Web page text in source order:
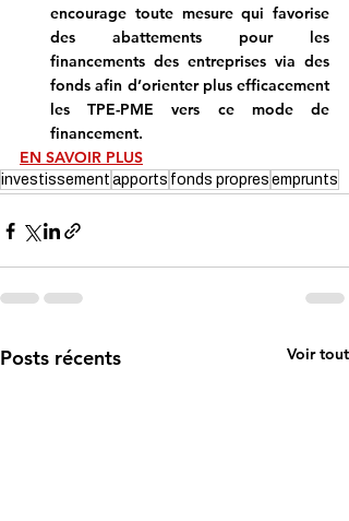
encourage toute mesure qui favorise
des abattements pour les
financements des entreprises via des
fonds afin d’orienter plus efficacement
les TPE-PME vers ce mode de
financement.
EN SAVOIR PLUS
investissement apports fonds propres emprunts
Posts récents Voir tout